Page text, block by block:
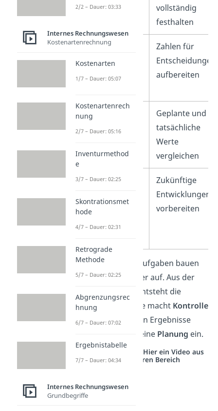
vollständig
festhalten
Information
Zahlen für
Entscheidungen
aufbereiten
Kontrolle
Geplante und
tatsächliche
Werte
vergleichen
Planung
Zukünftige
Entwicklungen
vorbereiten
Wichtig:
Die vier Aufgaben bauen
logisch aufeinander auf. Aus der
entsteht die
Information
. Diese macht Kontrolle
möglich. Und deren Ergebnisse
fließen direkt in deine Planung ein.
Studyflix vernetzt: Hier ein Video aus
einem anderen Bereich
2/2 – Dauer: 03:33
Internes Rechnungswesen
Kostenartenrechnung
Kostenarten
1/7 – Dauer: 05:07
Kostenartenrech
nung
2/7 – Dauer: 05:16
Inventurmethod
e
3/7 – Dauer: 02:25
Skontrationsmet
hode
4/7 – Dauer: 02:31
Retrograde
Methode
5/7 – Dauer: 02:25
Abgrenzungsrec
hnung
6/7 – Dauer: 07:02
Ergebnistabelle
7/7 – Dauer: 04:34
Internes Rechnungswesen
Grundbegriffe